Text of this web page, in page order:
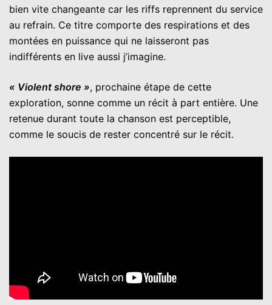
bien vite changeante car les riffs reprennent du service
au refrain. Ce titre comporte des respirations et des
montées en puissance qui ne laisseront pas
indifférents en live aussi j’imagine.
« Violent shore », prochaine étape de cette
exploration, sonne comme un récit à part entière. Une
retenue durant toute la chanson est perceptible,
comme le soucis de rester concentré sur le récit.